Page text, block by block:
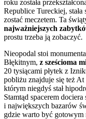
roku została
Republice Tureckiej,
zostać meczetem. Ta
najważniejszych
prostu trzeba ją zobaczyć.
Nieopodal stoi
Błękitnym, z sześcioma
20 tysiącami płytek z
pobliżu znajduje się też
którym niegdyś stał
Stamtąd spacerem
i największych bazarów
gdzie warto być gotowym